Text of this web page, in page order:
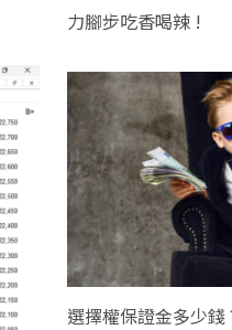
力腳步吃香喝辣 !
選擇權保證金多少錢